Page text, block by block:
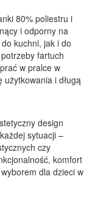
80% poliestru i
i odporny na
kuchni, jak i do
fartuch
w pralce w
i długą
design
sytuacji –
czy
komfort
dla dzieci w